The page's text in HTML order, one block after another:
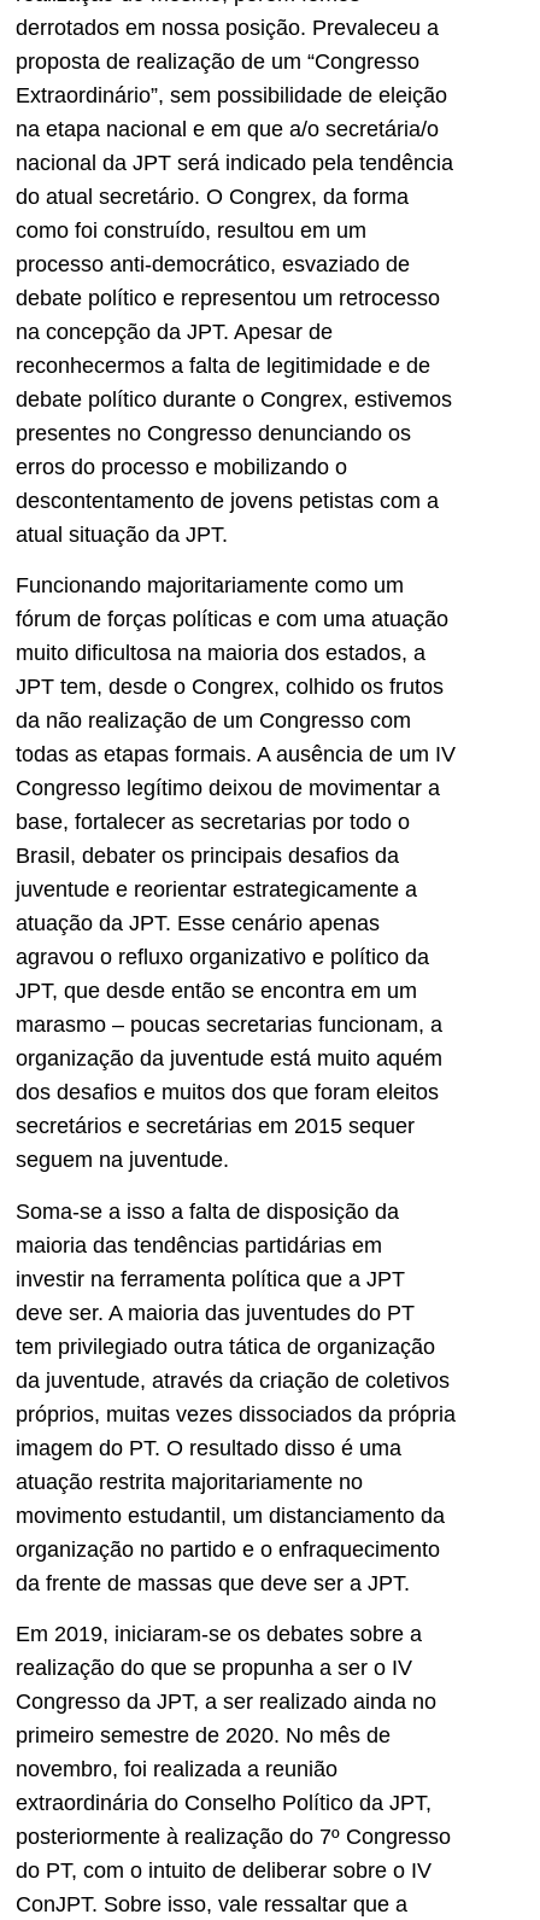
derrotados em nossa posição. Prevaleceu a
proposta de realização de um “Congresso
Extraordinário”, sem possibilidade de eleição
na etapa nacional e em que a/o secretária/o
nacional da JPT será indicado pela tendência
do atual secretário. O Congrex, da forma
como foi construído, resultou em um
processo anti-democrático, esvaziado de
debate político e representou um retrocesso
na concepção da JPT. Apesar de
reconhecermos a falta de legitimidade e de
debate político durante o Congrex, estivemos
presentes no Congresso denunciando os
erros do processo e mobilizando o
descontentamento de jovens petistas com a
atual situação da JPT.
Funcionando majoritariamente como um
fórum de forças políticas e com uma atuação
muito dificultosa na maioria dos estados, a
JPT tem, desde o Congrex, colhido os frutos
da não realização de um Congresso com
todas as etapas formais. A ausência de um IV
Congresso legítimo deixou de movimentar a
base, fortalecer as secretarias por todo o
Brasil, debater os principais desafios da
juventude e reorientar estrategicamente a
atuação da JPT. Esse cenário apenas
agravou o refluxo organizativo e político da
JPT, que desde então se encontra em um
marasmo – poucas secretarias funcionam, a
organização da juventude está muito aquém
dos desafios e muitos dos que foram eleitos
secretários e secretárias em 2015 sequer
seguem na juventude.
Soma-se a isso a falta de disposição da
maioria das tendências partidárias em
investir na ferramenta política que a JPT
deve ser. A maioria das juventudes do PT
tem privilegiado outra tática de organização
da juventude, através da criação de coletivos
próprios, muitas vezes dissociados da própria
imagem do PT. O resultado disso é uma
atuação restrita majoritariamente no
movimento estudantil, um distanciamento da
organização no partido e o enfraquecimento
da frente de massas que deve ser a JPT.
Em 2019, iniciaram-se os debates sobre a
realização do que se propunha a ser o IV
Congresso da JPT, a ser realizado ainda no
primeiro semestre de 2020. No mês de
novembro, foi realizada a reunião
extraordinária do Conselho Político da JPT,
posteriormente à realização do 7º Congresso
do PT, com o intuito de deliberar sobre o IV
ConJPT. Sobre isso, vale ressaltar que a